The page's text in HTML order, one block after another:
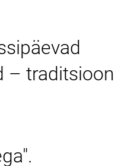
– traditsioon